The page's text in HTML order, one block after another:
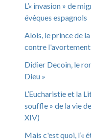
L’« invasion » de
évêques espagnols
Alois, le prince de
contre l'avortement
Didier Decoin, le
Dieu »
L’Eucharistie et la
souffle » de la vie
XIV)
Mais c'est quoi, l’«